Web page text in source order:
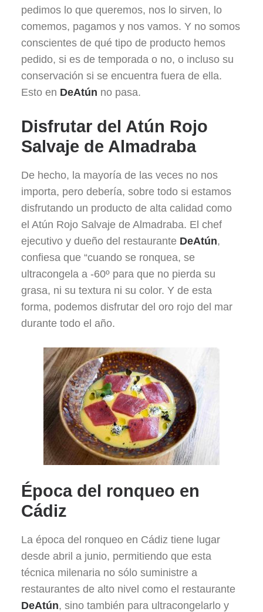
pedimos lo que queremos, nos lo sirven, lo
comemos, pagamos y nos vamos. Y no somos
conscientes de qué tipo de producto hemos
pedido, si es de temporada o no, o incluso su
conservación si se encuentra fuera de ella.
Esto en DeAtún no pasa.
Disfrutar del Atún Rojo
Salvaje de Almadraba
De hecho, la mayoría de las veces no nos
importa, pero debería, sobre todo si estamos
disfrutando un producto de alta calidad como
el Atún Rojo Salvaje de Almadraba. El chef
ejecutivo y dueño del restaurante DeAtún,
confiesa que “cuando se ronquea, se
ultracongela a -60º para que no pierda su
grasa, ni su textura ni su color. Y de esta
forma, podemos disfrutar del oro rojo del mar
durante todo el año.
Época del ronqueo en
Cádiz
La época del ronqueo en Cádiz tiene lugar
desde abril a junio, permitiendo que esta
técnica milenaria no sólo suministre a
restaurantes de alto nivel como el restaurante
DeAtún, sino también para ultracongelarlo y